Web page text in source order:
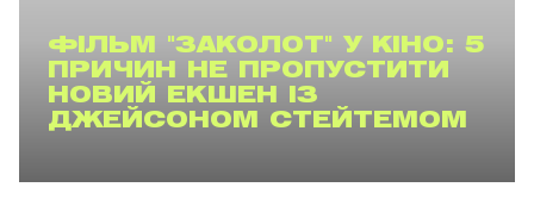
ФІЛЬМ "ЗАКОЛОТ" У КІНО: 5
ПРИЧИН НЕ ПРОПУСТИТИ
НОВИЙ ЕКШЕН ІЗ
ДЖЕЙСОНОМ СТЕЙТЕМОМ